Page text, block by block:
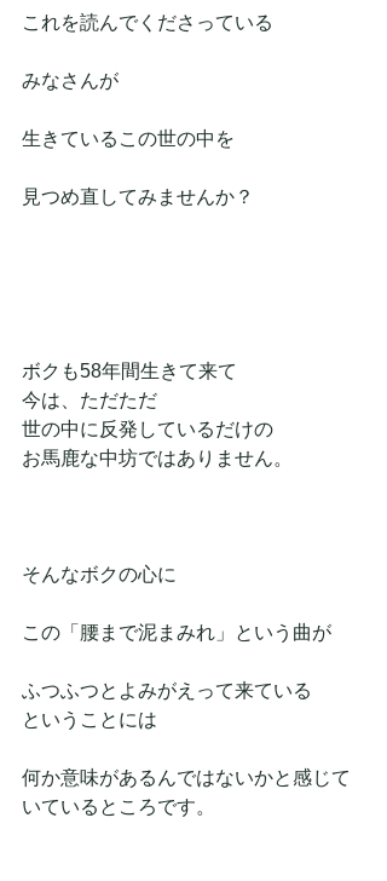
これを読んでくださっている
みなさんが
生きているこの世の中を
見つめ直してみませんか？
ボクも58年間生きて来て
今は、ただただ
世の中に反発しているだけの
お馬鹿な中坊ではありません。
そんなボクの心に
この「腰まで泥まみれ」という曲が
ふつふつとよみがえって来ている
ということには
何か意味があるんではないかと感じて
いているところです。